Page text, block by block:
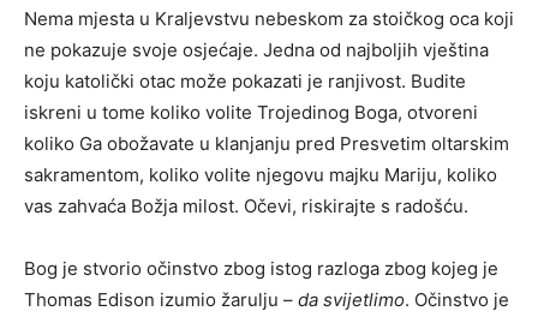
Nema mjesta u Kraljevstvu nebeskom za stoičkog oca koji
ne pokazuje svoje osjećaje. Jedna od najboljih vještina
koju katolički otac može pokazati je ranjivost. Budite
iskreni u tome koliko volite Trojedinog Boga, otvoreni
koliko Ga obožavate u klanjanju pred Presvetim oltarskim
sakramentom, koliko volite njegovu majku Mariju, koliko
vas zahvaća Božja milost. Očevi, riskirajte s radošću.
Bog je stvorio očinstvo zbog istog razloga zbog kojeg je
Thomas Edison izumio žarulju – da svijetlimo. Očinstvo je